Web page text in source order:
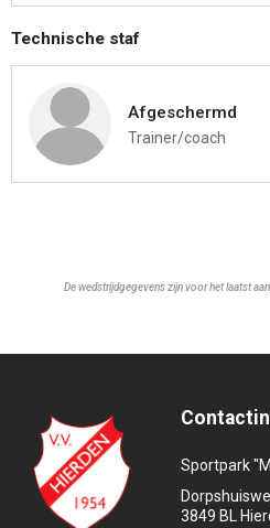
Technische staf
Afgeschermd
Trainer/coach
De wedstrijdgegevens zijn voor het laatst
Sportpark
3849 BL